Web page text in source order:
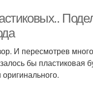
И пересмотрев
бы пластиковая